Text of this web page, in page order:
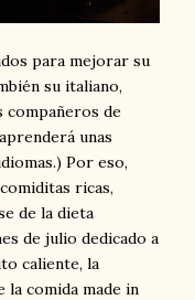
para mejorar su
su italiano,
compañeros de
unas
Por eso,
ricas,
de la dieta
de julio dedicado a
caliente, la
la comida made in